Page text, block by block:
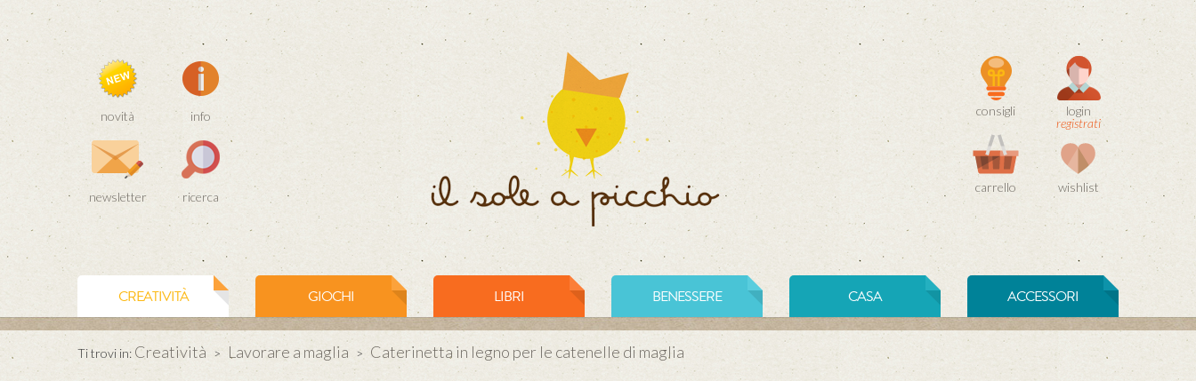
novità info
newsletter ricerca
consigli
login
registrati
carrello wishlist
CREATIVITÀ GIOCHI LIBRI BENESSERE CASA ACCESSORI
Ti trovi in: Creatività > Lavorare a maglia > Caterinetta in legno per le catenelle di maglia